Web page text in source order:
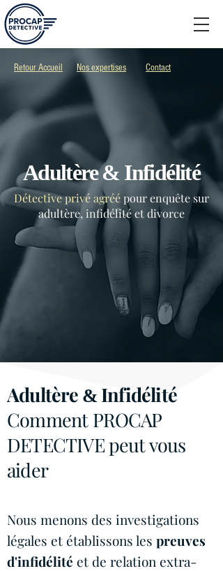
Retour Accueil Nos expertises Contact
Adultère & Infidélité
Détective privé agréépour enquête sur
adultère, infidélité et divorce
Adultère & Infidélité
Comment PROCAP
DETECTIVE peut vous
aider
Nous menons des investigations
légales et établissonsles preuves
d'infidélité et de relation extra-